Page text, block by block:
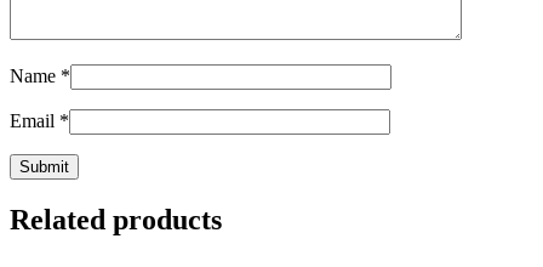
Name *
Email *
Related products